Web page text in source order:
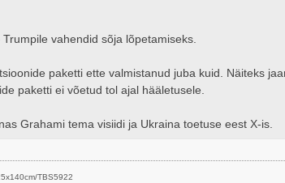
vahendid sõja lõpetamiseks.
paketti ette valmistanud juba kuid. Näiteks
paketti ei võetud tol ajal hääletusele.
Grahami tema visiidi ja Ukraina toetuse eest X-is.
TBS5922